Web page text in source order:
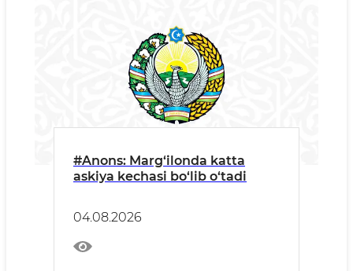
#Anons: Marg‘ilonda katta
askiya kechasi bo‘lib o‘tadi
04.08.2026